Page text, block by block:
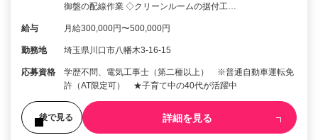
御盤の配線作業 ◇クリーンルームの据付工…
給与 月給300,000円〜500,000円
勤務地 埼玉県川口市八幡木3-16-15
応募資格
学歴不問、電気工事士（第二種以上） ※普通自動車運転免
許（AT限定可） ★子育て中の40代が活躍中
後で見る 詳細を見る